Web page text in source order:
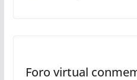
Foro virtual